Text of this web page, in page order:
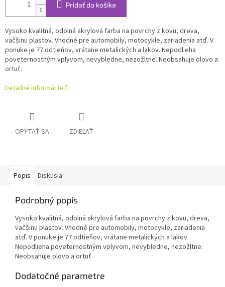
Pridať do košíka
Vysoko kvalitná, odolná akrylová farba na povrchy z kovu, dreva,
väčšinu plastov. Vhodné pre automobily, motocykle, zariadenia atď. V
ponuke je 77 odtieňov, vrátane metalických a lakov. Nepodlieha
poveternostným vplyvom, nevybledne, nezožltne. Neobsahuje olovo a
ortuť.
Detailné informácie
OPÝTAŤ SA ZDIEĽAŤ
Popis Diskusia
Podrobný popis
Vysoko kvalitná, odolná akrylová farba na povrchy z kovu, dreva,
väčšinu plastov. Vhodné pre automobily, motocykle, zariadenia
atď. V ponuke je 77 odtieňov, vrátane metalických a lakov.
Nepodlieha poveternostným vplyvom, nevybledne, nezožltne.
Neobsahuje olovo a ortuť.
Dodatočné parametre